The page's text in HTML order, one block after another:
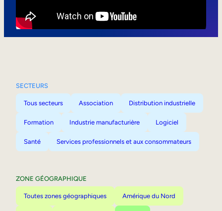
SECTEURS
Tous secteurs Association Distribution industrielle
Formation Industrie manufacturière Logiciel
Santé Services professionnels et aux consommateurs
ZONE GÉOGRAPHIQUE
Toutes zones géographiques Amérique du Nord